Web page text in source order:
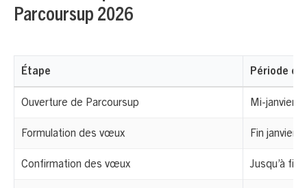
Parcoursup 2026
Étape Période
Ouverture de Parcoursup Mi-janvier
Formulation des vœux Fin janvier
Confirmation des vœux Jusqu’à fin